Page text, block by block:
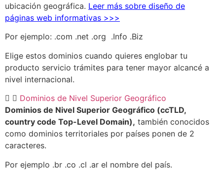
ubicación geográfica. Leer más sobre diseño de
páginas web informativas >>>
Por ejemplo: .com .net .org .Info .Biz
Elige estos dominios cuando quieres englobar tu
producto servicio trámites para tener mayor alcancé a
nivel internacional.
Dominios de Nivel Superior Geográfico
Dominios de Nivel Superior Geográfico (ccTLD,
country code Top-Level Domain), también conocidos
como dominios territoriales por países ponen de 2
caracteres.
Por ejemplo .br .co .cl .ar el nombre del país.